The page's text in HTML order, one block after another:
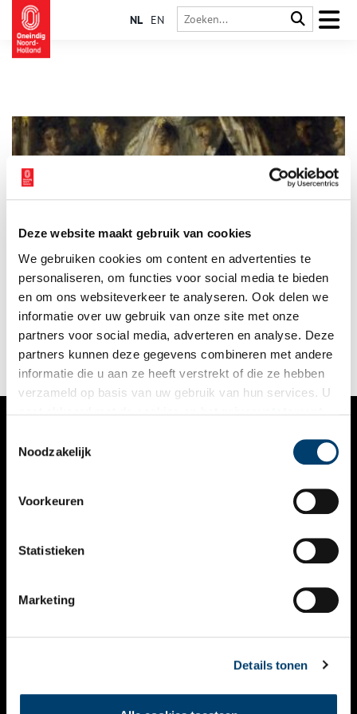
Deze website maakt gebruik van cookies
We gebruiken cookies om content en advertenties te
personaliseren, om functies voor social media te bieden
en om ons websiteverkeer te analyseren. Ook delen we
informatie over uw gebruik van onze site met onze
partners voor social media, adverteren en analyse. Deze
partners kunnen deze gegevens combineren met andere
informatie die u aan ze heeft verstrekt of die ze hebben
verzameld op basis van uw gebruik van hun services. U
Noodzakelijk
Voorkeuren
Statistieken
Marketing
Details tonen
NL EN
Jozef Israëls was één van de toonaangevende Nederlandse
schilders uit de Haagse school. De Joodse schilder kreeg
internationale bekendheid met zijn ingetogen figuurstukken
van boeren en visserslieden. De twee bekendste schilderijen
van Israëls zijn de ‘Joodse Bruiloft’ en ‘Kinderen der Zee’. Beide
zijn te zien in het Rijksmuseum.
VERHALEN
KALENDER
THEMA’S
VIDEO’S
CONTACT